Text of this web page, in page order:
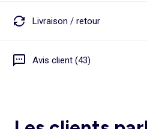
Livraison / retour
Avis client (43)